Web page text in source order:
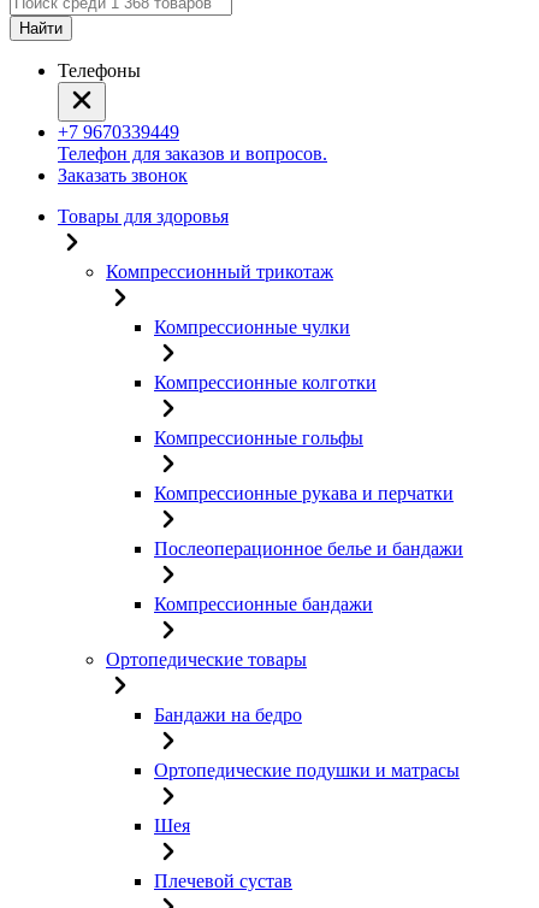
Найти
Телефоны
+7 9670339449
Телефон для заказов и вопросов.
Заказать звонок
Товары для здоровья
Компрессионный трикотаж
Компрессионные чулки
Компрессионные колготки
Компрессионные гольфы
Компрессионные рукава и перчатки
Послеоперационное белье и бандажи
Компрессионные бандажи
Ортопедические товары
Бандажи на бедро
Ортопедические подушки и матрасы
Шея
Плечевой сустав